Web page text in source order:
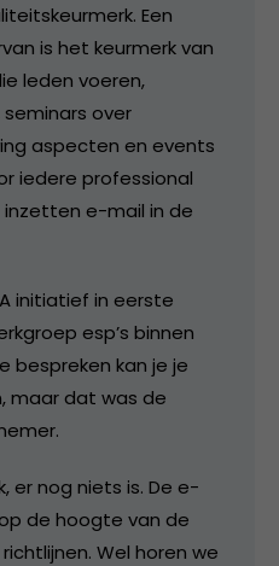
Een
is het keurmerk van
leden voeren,
over
aspecten en events
iedere professional
inzetten e-mail in de
initiatief in eerste
esp’s binnen
bespreken kan je je
maar dat was de
er nog niets is. De e-
de hoogte van de
Wel horen we